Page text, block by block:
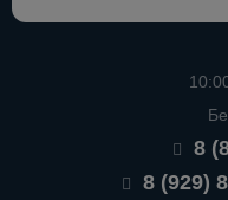
8
8 (929)